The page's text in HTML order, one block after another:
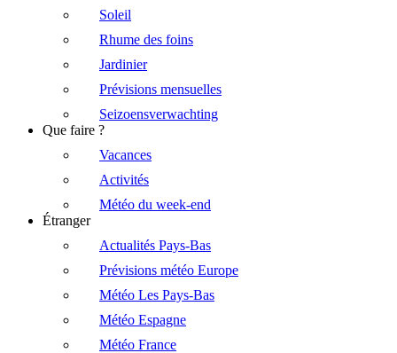
Soleil
Rhume des foins
Jardinier
Prévisions mensuelles
Seizoensverwachting
Que faire ?
Vacances
Activités
Météo du week-end
Étranger
Actualités Pays-Bas
Prévisions météo Europe
Météo Les Pays-Bas
Météo Espagne
Météo France